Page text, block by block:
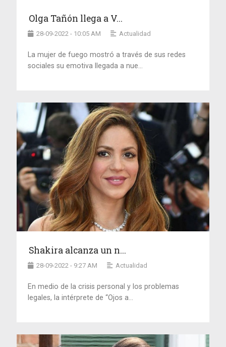
Olga Tañón llega a V...
28-09-2022 - 10:05 AM Actualidad
La mujer de fuego mostró a través de sus redes
sociales su emotiva llegada a nue...
Shakira alcanza un n...
28-09-2022 - 9:27 AM Actualidad
En medio de la crisis personal y los problemas
legales, la intérprete de “Ojos a...